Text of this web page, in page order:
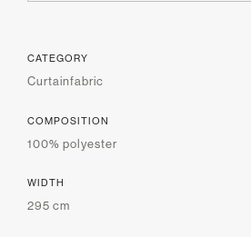
CATEGORY
Curtainfabric
COMPOSITION
100% polyester
WIDTH
295 cm